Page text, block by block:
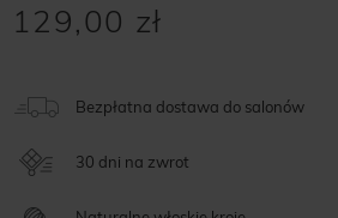
129,00 zł
Bezpłatna dostawa do salonów
30 dni na zwrot